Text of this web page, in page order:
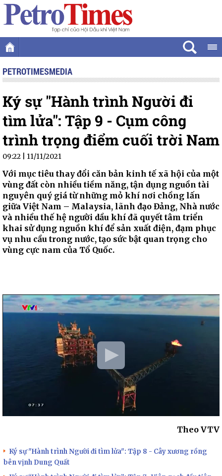
PETROTIMESMEDIA
Ký sự "Hành trình Người đi
tìm lửa": Tập 9 - Cụm công
trình trọng điểm cuối trời Nam
09:22 | 11/11/2021
Với mục tiêu thay đổi căn bản kinh tế xã hội của một
vùng đất còn nhiều tiềm năng, tận dụng nguồn tài
nguyên quý giá từ những mỏ khí nơi chồng lấn
giữa Việt Nam – Malaysia, lãnh đạo Đảng, Nhà nước
và nhiều thế hệ người dầu khí đã quyết tâm triển
khai sử dụng nguồn khí để sản xuất điện, đạm phục
vụ nhu cầu trong nước, tạo sức bật quan trọng cho
vùng cực nam của Tổ Quốc.
Theo VTV
Ký sự "Hành trình Người đi tìm lửa": Tập 8 - Cây xương rồng
bên vịnh Dung Quất